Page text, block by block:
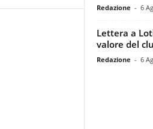
Redazione - 6
Lettera a
valore del
Redazione - 6